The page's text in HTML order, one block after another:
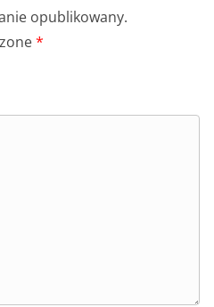
opublikowany.
*